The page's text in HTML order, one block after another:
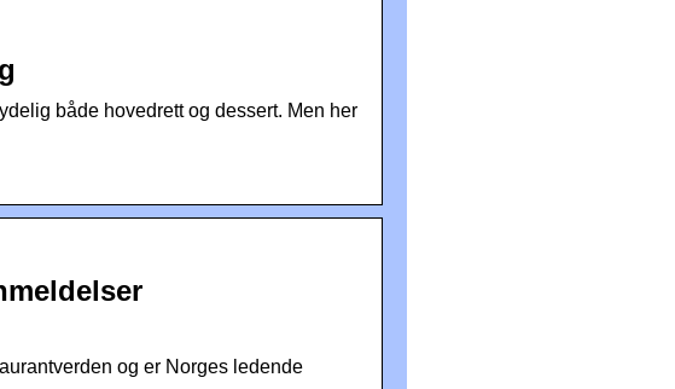
både hovedrett og dessert. Men her
og er Norges ledende